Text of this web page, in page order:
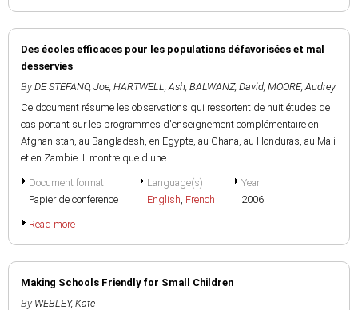
Des écoles efficaces pour les populations défavorisées et mal
desservies
By DE STEFANO, Joe, HARTWELL, Ash, BALWANZ, David, MOORE, Audrey
Ce document résume les observations qui ressortent de huit études de
cas portant sur les programmes d'enseignement complémentaire en
Afghanistan, au Bangladesh, en Egypte, au Ghana, au Honduras, au Mali
et en Zambie. Il montre que d'une...
Document format
Papier de conference
Language(s)
English, French
Year
2006
Read more
Making Schools Friendly for Small Children
By WEBLEY, Kate